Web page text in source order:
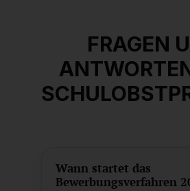
FRAGEN
Wann startet das
Bewerbungsverfahren